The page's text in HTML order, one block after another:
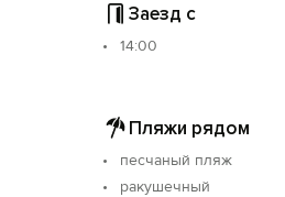
Заезд с
14:00
Пляжи рядом
песчаный пляж
ракушечный